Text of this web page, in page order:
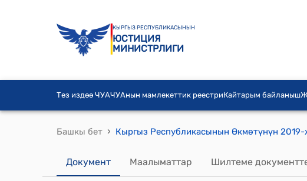
КЫРГЫЗ РЕСПУБЛИКАСЫНЫН
ЮСТИЦИЯ
МИНИСТРЛИГИ
Тез издөө ЧУАЧУАнын мамлекеттик реестриКайтарым байланыш
Башкы бет ›
Документ Маалыматтар Шилтеме